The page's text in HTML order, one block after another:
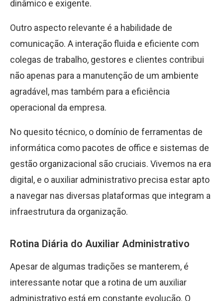
dinâmico e exigente.
Outro aspecto relevante é a habilidade de
comunicação. A interação fluida e eficiente com
colegas de trabalho, gestores e clientes contribui
não apenas para a manutenção de um ambiente
agradável, mas também para a eficiência
operacional da empresa.
No quesito técnico, o domínio de ferramentas de
informática como pacotes de office e sistemas de
gestão organizacional são cruciais. Vivemos na era
digital, e o auxiliar administrativo precisa estar apto
a navegar nas diversas plataformas que integram a
infraestrutura da organização.
Rotina Diária do Auxiliar Administrativo
Apesar de algumas tradições se manterem, é
interessante notar que a rotina de um auxiliar
administrativo está em constante evolução. O